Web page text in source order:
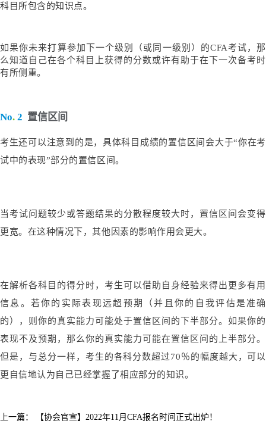
科目所包含的知识点。
如果你未来打算参加下一个级别（或同一级别）的CFA考试，那
么知道自己在各个科目上获得的分数或许有助于在下一次备考时
有所侧重。
No. 2 置信区间
考生还可以注意到的是，具体科目成绩的置信区间会大于“你在考
试中的表现”部分的置信区间。
当考试问题较少或答题结果的分散程度较大时，置信区间会变得
更宽。在这种情况下，其他因素的影响作用会更大。
在解析各科目的得分时，考生可以借助自身经验来得出更多有用
信息。若你的实际表现远超预期（并且你的自我评估是准确
的），则你的真实能力可能处于置信区间的下半部分。如果你的
表现不及预期，那么你的真实能力可能在置信区间的上半部分。
但是，与总分一样，考生的各科分数超过70％的幅度越大，可以
更自信地认为自己已经掌握了相应部分的知识。
上一篇： 【协会官宣】2022年11月CFA报名时间正式出炉！